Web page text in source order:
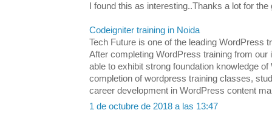
I found this as interesting..Thanks a lot for
Codeigniter training in Noida
Tech Future is one of the leading WordPress
After completing WordPress training from our
able to exhibit strong foundation knowledge
completion of wordpress training classes,
career development in WordPress content
1 de octubre de 2018 a las 13:47